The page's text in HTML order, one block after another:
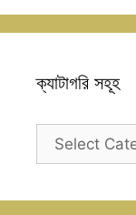
ক্যাটাগরি সহূহ
ক্যাটাগরি